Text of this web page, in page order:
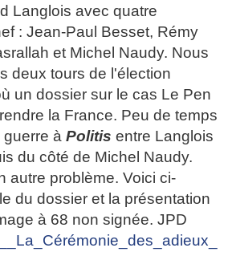
Langlois avec quatre
: Jean-Paul Besset, Rémy
et Michel Naudy. Nous
deux tours de l'élection
un dossier sur le cas Le Pen
la France. Peu de temps
à Politis entre Langlois
du côté de Michel Naudy.
autre problème. Voici ci-
du dossier et la présentation
à 68 non signée. JPD